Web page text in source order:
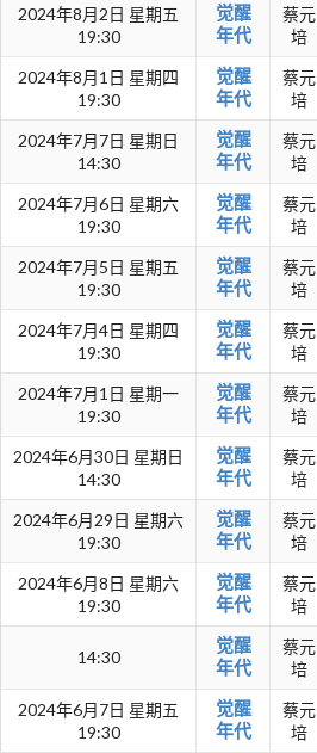
2024年8月2日 星期五
19:30
觉醒
年代
蔡元
培
2024年8月1日 星期四
19:30
觉醒
年代
蔡元
培
2024年7月7日 星期日
14:30
觉醒
年代
蔡元
培
2024年7月6日 星期六
19:30
觉醒
年代
蔡元
培
2024年7月5日 星期五
19:30
觉醒
年代
蔡元
培
2024年7月4日 星期四
19:30
觉醒
年代
蔡元
培
2024年7月1日 星期一
19:30
觉醒
年代
蔡元
培
2024年6月30日 星期日
14:30
觉醒
年代
蔡元
培
2024年6月29日 星期六
19:30
觉醒
年代
蔡元
培
2024年6月8日 星期六
19:30
觉醒
年代
蔡元
培
14:30
觉醒
年代
蔡元
培
2024年6月7日 星期五
19:30
觉醒
年代
蔡元
培